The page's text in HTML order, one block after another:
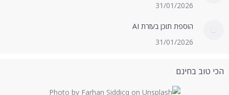
31/01/2026
הוספת תוכן בעזרת AI
31/01/2026
הכי טוב בחינם